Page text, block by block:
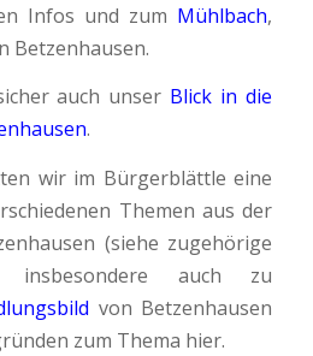
Infos und zum Mühlbach,
Betzenhausen.
auch unser Blick in die
.
wir im Bürgerblättle eine
Themen aus der
(siehe zugehörige
insbesondere auch zu
von Betzenhausen
zum Thema hier.